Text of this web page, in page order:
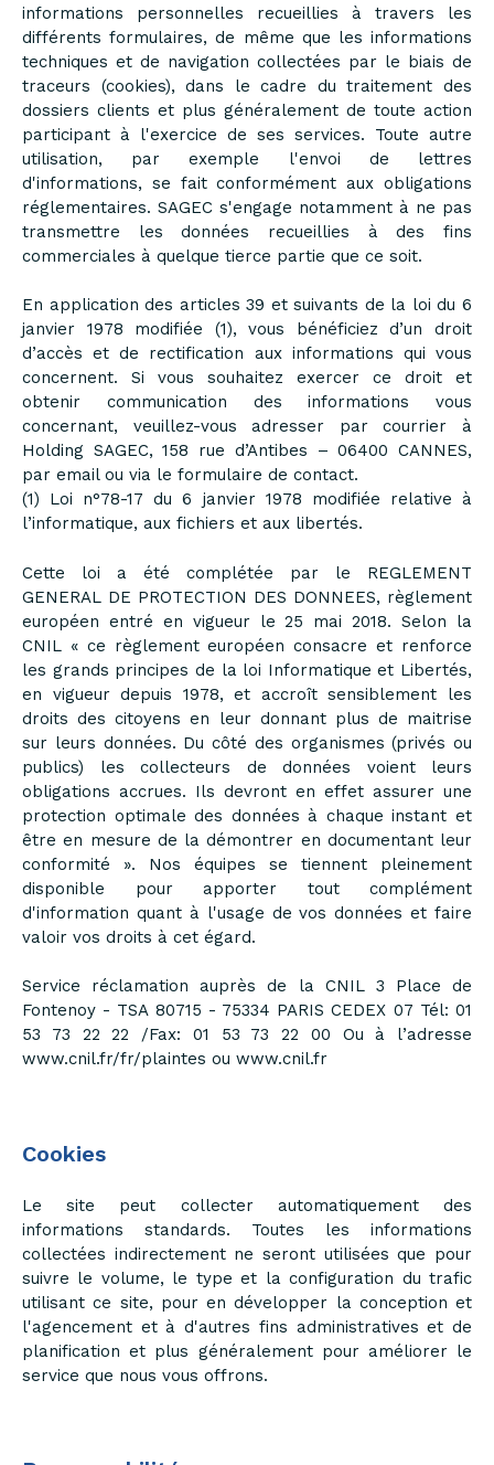
informations personnelles recueillies à travers les
différents formulaires, de même que les informations
techniques et de navigation collectées par le biais de
traceurs (cookies), dans le cadre du traitement des
dossiers clients et plus généralement de toute action
participant à l'exercice de ses services. Toute autre
utilisation, par exemple l'envoi de lettres
d'informations, se fait conformément aux obligations
réglementaires. SAGEC s'engage notamment à ne pas
transmettre les données recueillies à des fins
commerciales à quelque tierce partie que ce soit.
En application des articles 39 et suivants de la loi du 6
janvier 1978 modifiée (1), vous bénéficiez d’un droit
d’accès et de rectification aux informations qui vous
concernent. Si vous souhaitez exercer ce droit et
obtenir communication des informations vous
concernant, veuillez-vous adresser par courrier à
Holding SAGEC, 158 rue d’Antibes – 06400 CANNES,
par email ou via le formulaire de contact.
(1) Loi n°78-17 du 6 janvier 1978 modifiée relative à
l’informatique, aux fichiers et aux libertés.
Cette loi a été complétée par le REGLEMENT
GENERAL DE PROTECTION DES DONNEES, règlement
européen entré en vigueur le 25 mai 2018. Selon la
CNIL « ce règlement européen consacre et renforce
les grands principes de la loi Informatique et Libertés,
en vigueur depuis 1978, et accroît sensiblement les
droits des citoyens en leur donnant plus de maitrise
sur leurs données. Du côté des organismes (privés ou
publics) les collecteurs de données voient leurs
obligations accrues. Ils devront en effet assurer une
protection optimale des données à chaque instant et
être en mesure de la démontrer en documentant leur
conformité ». Nos équipes se tiennent pleinement
disponible pour apporter tout complément
d'information quant à l'usage de vos données et faire
valoir vos droits à cet égard.
Service réclamation auprès de la CNIL 3 Place de
Fontenoy - TSA 80715 - 75334 PARIS CEDEX 07 Tél: 01
53 73 22 22 /Fax: 01 53 73 22 00 Ou à l’adresse
www.cnil.fr/fr/plaintes ou www.cnil.fr
Cookies
Le site peut collecter automatiquement des
informations standards. Toutes les informations
collectées indirectement ne seront utilisées que pour
suivre le volume, le type et la configuration du trafic
utilisant ce site, pour en développer la conception et
l'agencement et à d'autres fins administratives et de
planification et plus généralement pour améliorer le
service que nous vous offrons.